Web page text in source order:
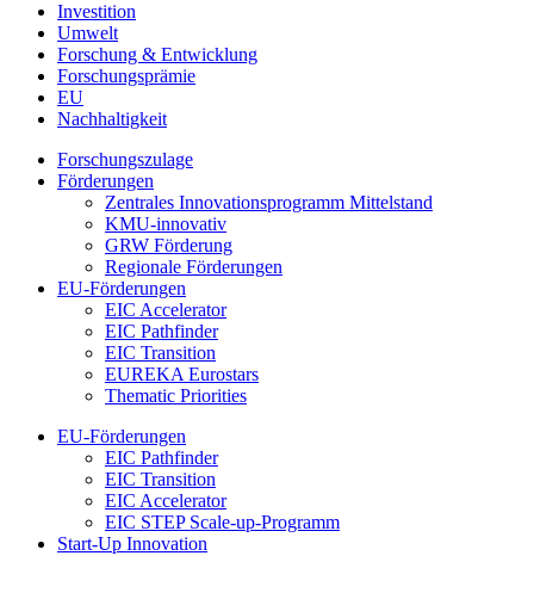
Investition
Umwelt
Forschung & Entwicklung
Forschungsprämie
EU
Nachhaltigkeit
Forschungszulage
Förderungen
Zentrales Innovationsprogramm Mittelstand
KMU-innovativ
GRW Förderung
Regionale Förderungen
EU-Förderungen
EIC Accelerator
EIC Pathfinder
EIC Transition
EUREKA Eurostars
Thematic Priorities
EU-Förderungen
EIC Pathfinder
EIC Transition
EIC Accelerator
EIC STEP Scale-up-Programm
Start-Up Innovation